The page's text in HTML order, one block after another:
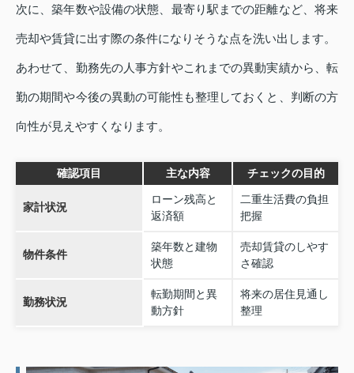
次に、築年数や設備の状態、最寄り駅までの距離など、将来
売却や賃貸に出す際の条件になりそうな点を洗い出します。
あわせて、勤務先の人事方針やこれまでの異動実績から、転
勤の期間や今後の異動の可能性も整理しておくと、判断の方
向性が見えやすくなります。
確認項目 主な内容 チェックの目的
家計状況
ローン残高と
返済額
二重生活費の負担
把握
物件条件
築年数と建物
状態
売却賃貸のしやす
さ確認
勤務状況
転勤期間と異
動方針
将来の居住見通し
整理